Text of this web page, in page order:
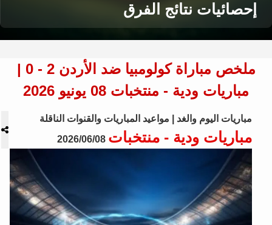
إحصائيات نتائج الفرق
ملخص مباراة كولومبيا ضد الأردن 2 - 0 |
مباريات ودية - منتخبات 08 يونيو 2026
مباريات اليوم والغد | مواعيد المباريات والقنوات الناقلة
مباريات ودية - منتخبات 2026/06/08